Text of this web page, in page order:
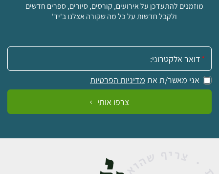
מוזמנים להתעדכן על אירועים, קורסים, סיורים, ספרים חדשים
ולקבל חדשות על כל מה שקורה אצלנו ב'יד'
אימייל:
אני מאשר/ת את מדיניות הפרטיות
צרפו אותי